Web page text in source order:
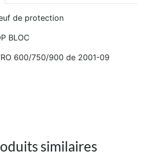
de protection
BLOC
600/750/900 de 2001-09
similaires